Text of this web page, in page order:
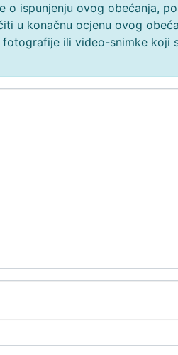
o ispunjenju ovog obećanja,
u konačnu ocjenu ovog
ili video-snimke koji